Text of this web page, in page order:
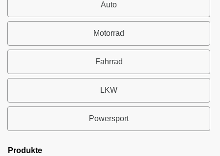
Auto
Motorrad
Fahrrad
LKW
Powersport
Produkte